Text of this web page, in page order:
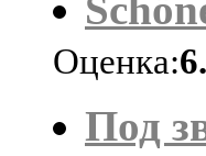
Оценка:
Под